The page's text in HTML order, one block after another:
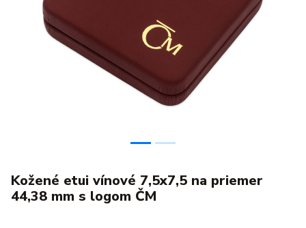
Previous
Kožené etui vínové 7,5x7,5 na priemer
44,38 mm s logom ČM